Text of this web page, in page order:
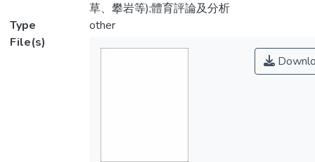
草、攀岩等);體育評論及分析
Type
other
File(s)